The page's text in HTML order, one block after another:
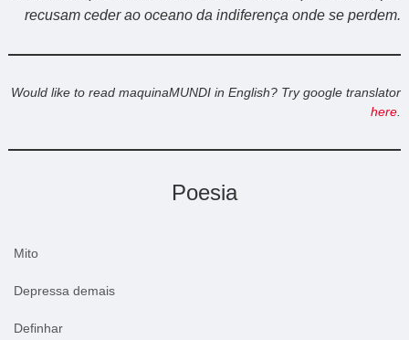
recusam ceder ao oceano da indiferença onde se perdem.
Would like to read maquinaMUNDI in English? Try google translator
here
Poesia
Mito
Depressa demais
Definhar